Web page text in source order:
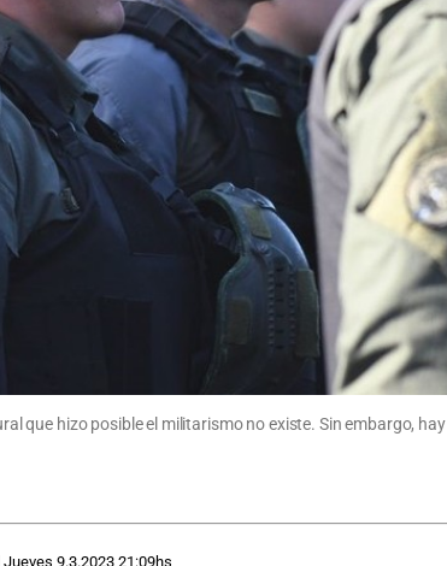
que hizo posible el militarismo no existe. Sin embargo,
Jueves 9.3.2023 21:09hs